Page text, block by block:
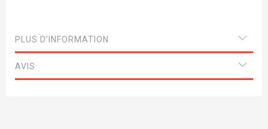
PLUS D’INFORMATION
AVIS